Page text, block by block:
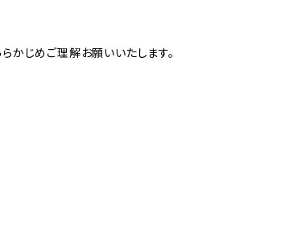
かじめご理解お願いいたします。